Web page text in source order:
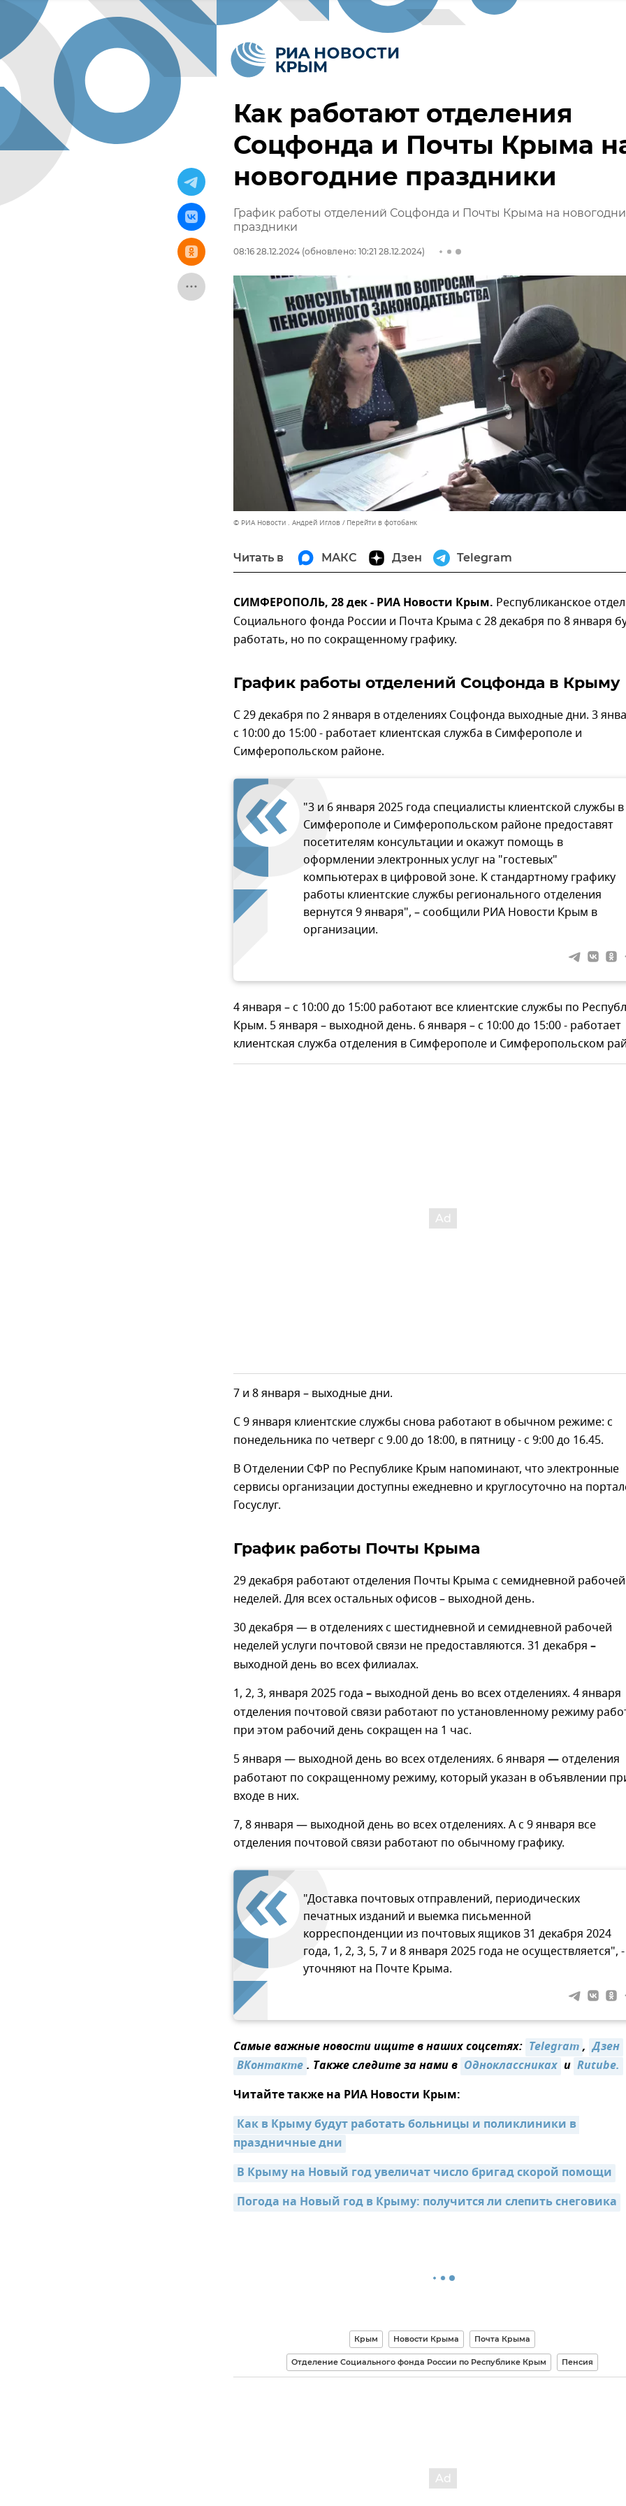
Как работают отделения
Соцфонда и Почты Крыма
новогодние праздники
График работы отделений Соцфонда и Почты Крыма на
праздники
08:16 28.12.2024 (обновлено: 10:21 28.12.2024)
© РИА Новости . Андрей Иглов Перейти в фотобанк
Читать в МАКС Дзен Telegram
СИМФЕРОПОЛЬ, 28 дек - РИА Новости Крым. Республиканское
Социального фонда России и Почта Крыма с 28 декабря по 8 января
работать, но по сокращенному графику.
График работы отделений Соцфонда в Крыму
С 29 декабря по 2 января в отделениях Соцфонда выходные дни. 3
с 10:00 до 15:00 - работает клиентская служба в Симферополе и
Симферопольском районе.
"3 и 6 января 2025 года специалисты клиентской службы в
Симферополе и Симферопольском районе предоставят
посетителям консультации и окажут помощь в
оформлении электронных услуг на "гостевых"
компьютерах в цифровой зоне. К стандартному графику
работы клиентские службы регионального отделения
вернутся 9 января", – сообщили РИА Новости Крым в
организации.
4 января – с 10:00 до 15:00 работают все клиентские службы по
Крым. 5 января – выходной день. 6 января – с 10:00 до 15:00 - работает
клиентская служба отделения в Симферополе и Симферопольском
7 и 8 января – выходные дни.
С 9 января клиентские службы снова работают в обычном режиме: с
понедельника по четверг с 9.00 до 18:00, в пятницу - с 9:00 до 16.45.
В Отделении СФР по Республике Крым напоминают, что электронные
сервисы организации доступны ежедневно и круглосуточно на
Госуслуг.
График работы Почты Крыма
29 декабря работают отделения Почты Крыма с семидневной рабочей
неделей. Для всех остальных офисов – выходной день.
30 декабря — в отделениях с шестидневной и семидневной рабочей
неделей услуги почтовой связи не предоставляются. 31 декабря –
выходной день во всех филиалах.
1, 2, 3, января 2025 года – выходной день во всех отделениях. 4 января
отделения почтовой связи работают по установленному режиму
при этом рабочий день сокращен на 1 час.
5 января — выходной день во всех отделениях. 6 января — отделения
работают по сокращенному режиму, который указан в объявлении
входе в них.
7, 8 января — выходной день во всех отделениях. А с 9 января все
отделения почтовой связи работают по обычному графику.
"Доставка почтовых отправлений, периодических
печатных изданий и выемка письменной
корреспонденции из почтовых ящиков 31 декабря 2024
года, 1, 2, 3, 5, 7 и 8 января 2025 года не осуществляется", -
уточняют на Почте Крыма.
Самые важные новости ищите в наших соцсетях: Telegram, Дзен
ВКонтакте. Также следите за нами в Одноклассниках и Rutube.
Читайте также на РИА Новости Крым:
Как в Крыму будут работать больницы и поликлиники в
праздничные дни
В Крыму на Новый год увеличат число бригад скорой помощи
Погода на Новый год в Крыму: получится ли слепить снеговика
Крым Новости Крыма Почта Крыма
Отделение Социального фонда России по Республике Крым Пенсия